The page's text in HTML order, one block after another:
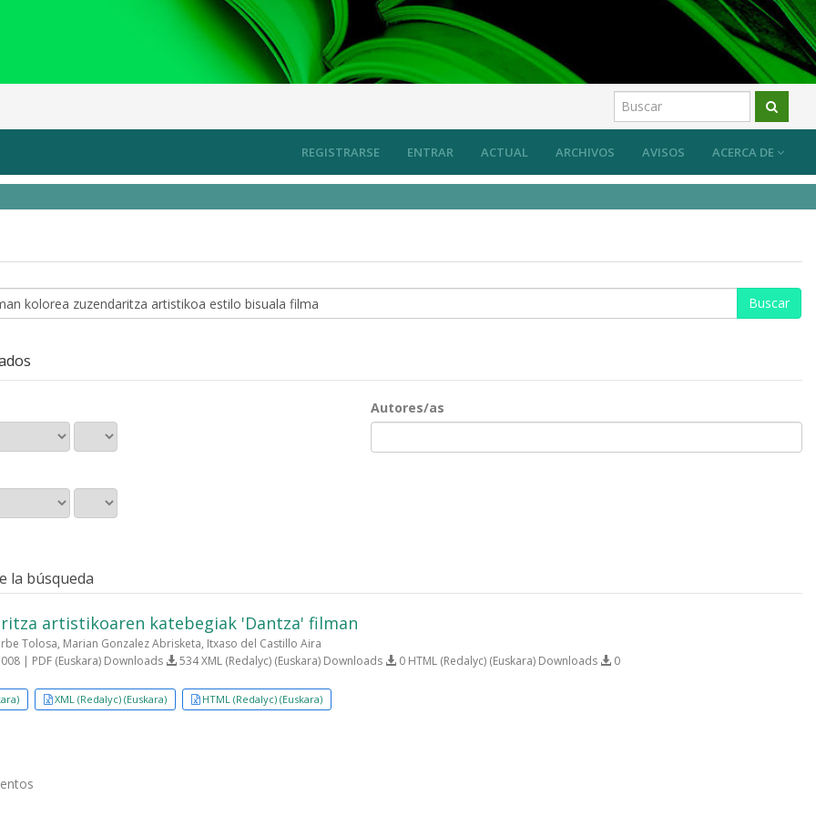
ACTUAL ARCHIVOS AVISOS ACERCA DE
REGISTRARSE ENTRAR
Autores/as
la búsqueda
artistikoaren katebegiak 'Dantza' filman
Tolosa, Marian Gonzalez Abrisketa, Itxaso del Castillo Aira
| PDF (Euskara) Downloads 534 XML (Redalyc) (Euskara) Downloads 0 HTML (Redalyc) (Euskara) Downloads 0
XML (Redalyc) (Euskara) HTML (Redalyc) (Euskara)